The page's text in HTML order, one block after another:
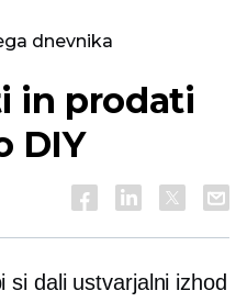
dnevnika
in prodati
DIY
si dali ustvarjalni izhod